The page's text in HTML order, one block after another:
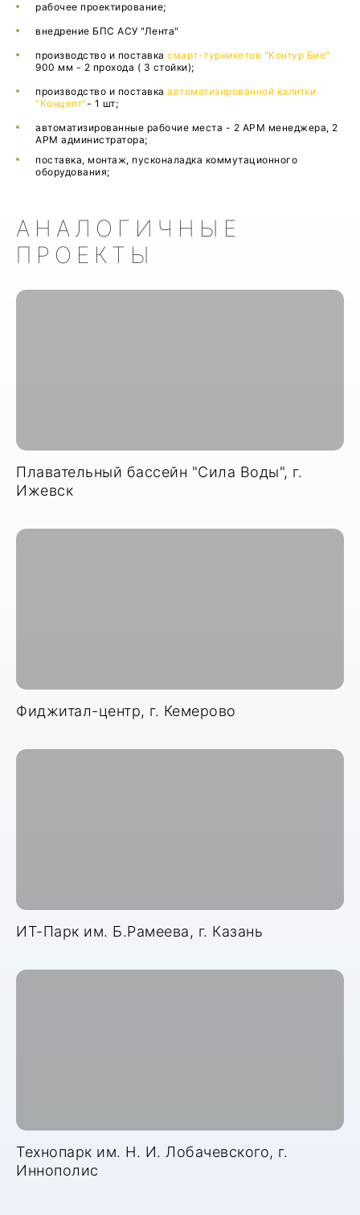
рабочее проектирование;
внедрение БПС АСУ "Лента"
производство и поставка смарт-турникетов "Контур Био"
900 мм - 2 прохода ( 3 стойки);
производство и поставка автоматизированной калитки
"Концепт"- 1 шт;
автоматизированные рабочие места - 2 АРМ менеджера, 2
АРМ администратора;
поставка, монтаж, пусконаладка коммутационного
оборудования;
АНАЛОГИЧНЫЕ
ПРОЕКТЫ
Плавательный бассейн "Сила Воды", г.
Ижевск
Фиджитал-центр, г. Кемерово
ИТ-Парк им. Б.Рамеева, г. Казань
Технопарк им. Н. И. Лобачевского, г.
Иннополис